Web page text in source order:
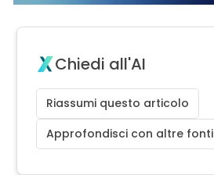
Chiedi all'AI
Riassumi questo articolo
Approfondisci con altre fonti